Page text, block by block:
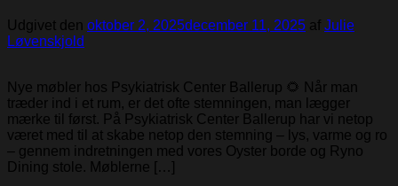
Udgivet den oktober 2, 2025december 11, 2025 af Julie
Løvenskjold
Nye møbler hos Psykiatrisk Center Ballerup 🌻 Når man
træder ind i et rum, er det ofte stemningen, man lægger
mærke til først. På Psykiatrisk Center Ballerup har vi netop
været med til at skabe netop den stemning – lys, varme og ro
– gennem indretningen med vores Oyster borde og Ryno
Dining stole. Møblerne […]